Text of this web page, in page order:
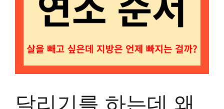
달리기를 하는데 왜